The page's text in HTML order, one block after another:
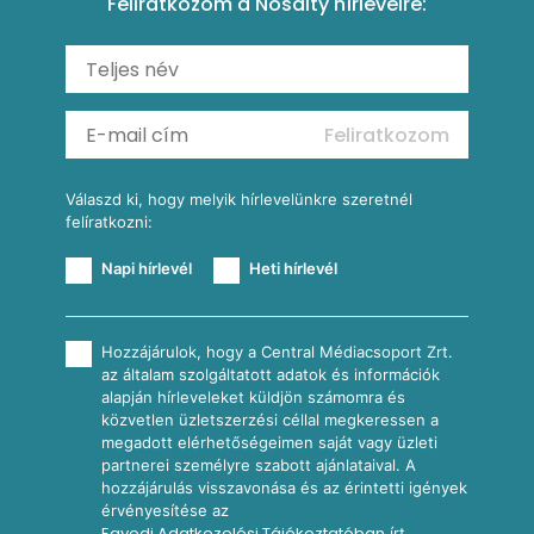
Carbonara
Shakshuka
Ratatouille
Mexikói húsleves kukorica salsával
Almás-kéksajtos kukoricasaláta
Köretek
Reggeli receptek
Feliratkozom
Válaszd ki, hogy melyik hírlevelünkre szeretnél
felíratkozni:
Napi hírlevél Heti hírlevél
Hozzájárulok, hogy a Central Médiacsoport Zrt.
az általam szolgáltatott adatok és információk
alapján hírleveleket küldjön számomra és
közvetlen üzletszerzési céllal megkeressen a
megadott elérhetőségeimen saját vagy üzleti
partnerei személyre szabott ajánlataival. A
hozzájárulás visszavonása és az érintetti igények
érvényesítése az